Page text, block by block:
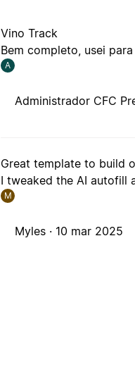
Vino Track
Bem completo, usei
A
Administrador CFC
Great template to build
I tweaked the AI autofill
M
Myles · 10 mar 2025